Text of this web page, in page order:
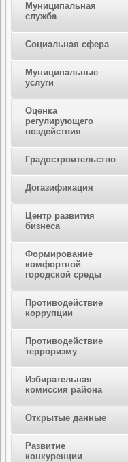
Муниципальная
служба
Социальная сфера
Муниципальные
услуги
Оценка
регулирующего
воздействия
Градостроительство
Догазификация
Центр развития
бизнеса
Формирование
комфортной
городской среды
Противодействие
коррупции
Противодействие
терроризму
Избирательная
комиссия района
Открытые данные
Развитие
конкуренции